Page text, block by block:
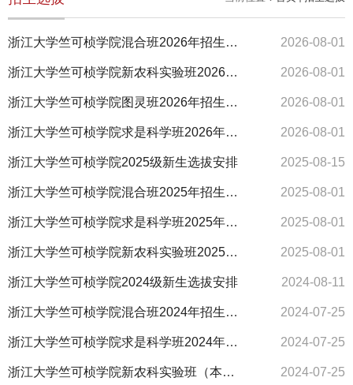
浙江大学竺可桢学院混合班2026年招生简章 2026-08-01
浙江大学竺可桢学院新农科实验班2026年招生简章 2026-08-01
浙江大学竺可桢学院图灵班2026年招生简章 2026-08-01
浙江大学竺可桢学院求是科学班2026年招生简章 2026-08-01
浙江大学竺可桢学院2025级新生选拔安排 2025-08-15
浙江大学竺可桢学院混合班2025年招生简章 2025-08-01
浙江大学竺可桢学院求是科学班2025年招生简章 2025-08-01
浙江大学竺可桢学院新农科实验班2025年招生简章 2025-08-01
浙江大学竺可桢学院2024级新生选拔安排 2024-08-11
浙江大学竺可桢学院混合班2024年招生简章 2024-07-25
浙江大学竺可桢学院求是科学班2024年招生简章 2024-07-25
浙江大学竺可桢学院新农科实验班（本博贯通）2024年招生简章 2024-07-25